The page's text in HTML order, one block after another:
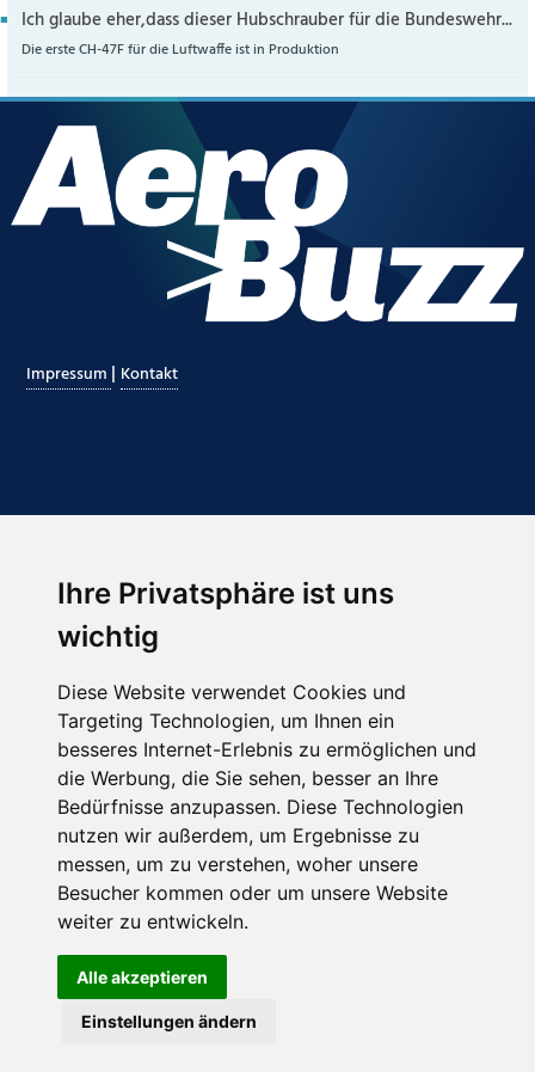
Ihre Privatsphäre ist uns
wichtig
Diese Website verwendet Cookies und
Targeting Technologien, um Ihnen ein
besseres Internet-Erlebnis zu ermöglichen und
die Werbung, die Sie sehen, besser an Ihre
Bedürfnisse anzupassen. Diese Technologien
nutzen wir außerdem, um Ergebnisse zu
messen, um zu verstehen, woher unsere
Besucher kommen oder um unsere Website
weiter zu entwickeln.
Alle akzeptieren
Einstellungen ändern
Ich glaube eher,dass dieser Hubschrauber für die Bundeswehr...
Die erste CH-47F für die Luftwaffe ist in Produktion
Impressum | Kontakt
Hier finden Sie uns auch
Abonnieren Sie unseren Newsletter
Email*